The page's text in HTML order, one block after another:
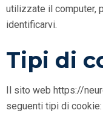
utilizzate il computer,
identificarvi.
Tipi di
Il sito web https://
seguenti tipi di cookie: